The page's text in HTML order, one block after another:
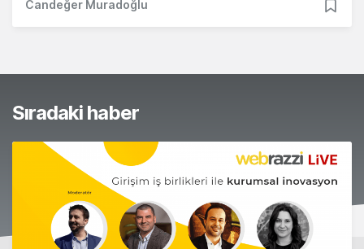
Candeğer Muradoğlu
Sıradaki haber